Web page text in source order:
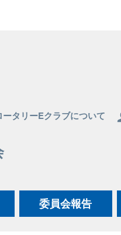
ータリーEクラブについて
委員会報告